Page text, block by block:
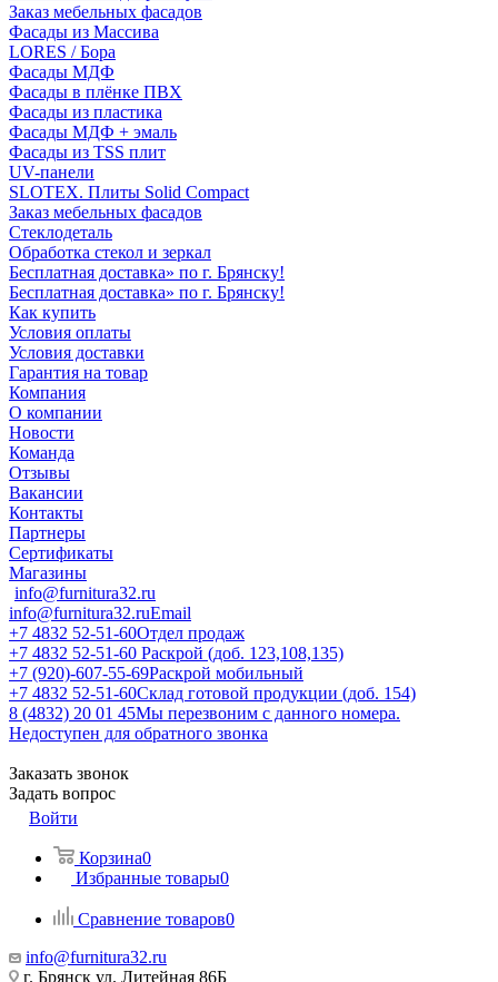
Заказ мебельных фасадов
Фасады из Массива
LORES / Бора
Фасады МДФ
Фасады в плёнке ПВХ
Фасады из пластика
Фасады МДФ + эмаль
Фасады из TSS плит
UV-панели
SLOTEX. Плиты Solid Compact
Заказ мебельных фасадов
Стеклодеталь
Обработка стекол и зеркал
Бесплатная доставка» по г. Брянску!
Бесплатная доставка» по г. Брянску!
Как купить
Условия оплаты
Условия доставки
Гарантия на товар
Компания
О компании
Новости
Команда
Отзывы
Вакансии
Контакты
Партнеры
Сертификаты
Магазины
info@furnitura32.ru
info@furnitura32.ruEmail
+7 4832 52-51-60Отдел продаж
+7 4832 52-51-60 Раскрой (доб. 123,108,135)
+7 (920)-607-55-69Раскрой мобильный
+7 4832 52-51-60Склад готовой продукции (доб. 154)
8 (4832) 20 01 45Мы перезвоним с данного номера.
Недоступен для обратного звонка
Заказать звонок
Задать вопрос
Войти
Корзина0
Избранные товары0
Сравнение товаров0
info@furnitura32.ru
г. Брянск ул. Литейная 86Б